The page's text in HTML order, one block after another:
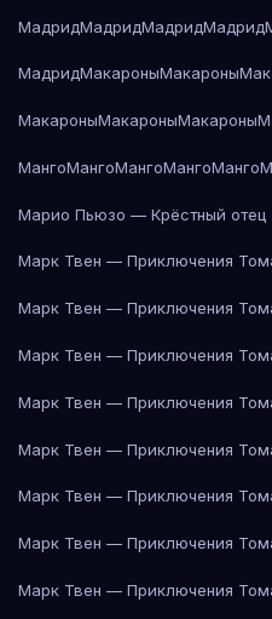
МадридМадридМадридМадрид
МадридМакароныМакароны
МакароныМакароныМакароны
МангоМангоМангоМангоМанго
Марио Пьюзо — Крёстный отец
Марк Твен — Приключения
Марк Твен — Приключения
Марк Твен — Приключения
Марк Твен — Приключения
Марк Твен — Приключения
Марк Твен — Приключения
Марк Твен — Приключения
Марк Твен — Приключения